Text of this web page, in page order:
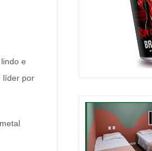
e
líder por